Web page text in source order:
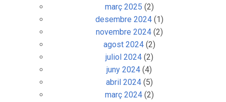
març 2025 (2)
desembre 2024(1)
novembre 2024(2)
agost 2024(2)
juliol 2024(2)
juny 2024 (4)
abril 2024(5)
març 2024(2)